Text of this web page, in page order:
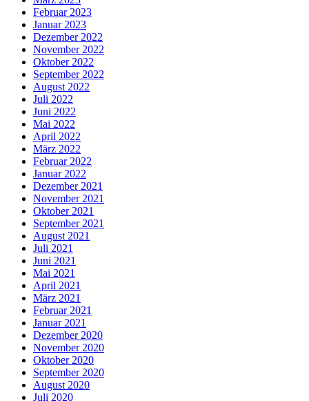
Februar 2023
Januar 2023
Dezember 2022
November 2022
Oktober 2022
September 2022
August 2022
Juli 2022
Juni 2022
Mai 2022
April 2022
März 2022
Februar 2022
Januar 2022
Dezember 2021
November 2021
Oktober 2021
September 2021
August 2021
Juli 2021
Juni 2021
Mai 2021
April 2021
März 2021
Februar 2021
Januar 2021
Dezember 2020
November 2020
Oktober 2020
September 2020
August 2020
Juli 2020